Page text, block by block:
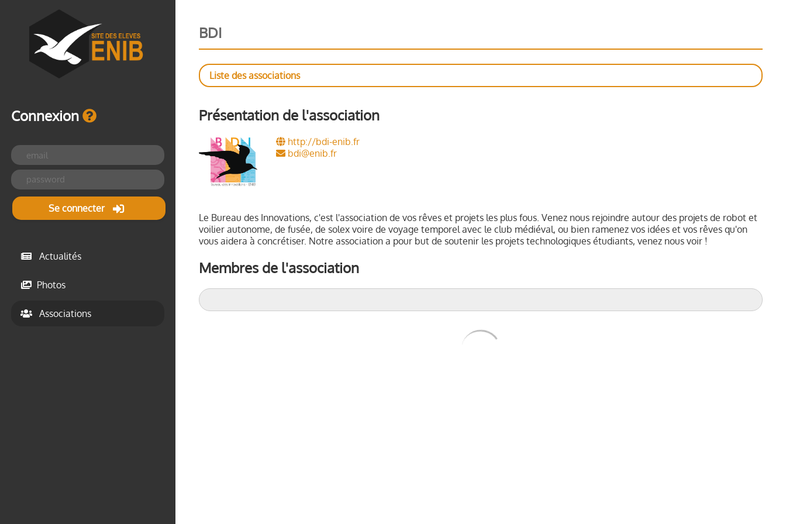
Connexion
Se connecter
Actualités
Photos
Associations
BDI
Liste des associations
Présentation de l'association
http://bdi-enib.fr
bdi@enib.fr
Le Bureau des Innovations, c'est l'association de vos rêves et projets les plus fous. Venez nous rejoindre autour des projets de robot et
voilier autonome, de fusée, de solex voire de voyage temporel avec le club médiéval, ou bien ramenez vos idées et vos rêves qu'on
vous aidera à concrétiser. Notre association a pour but de soutenir les projets technologiques étudiants, venez nous voir !
Membres de l'association